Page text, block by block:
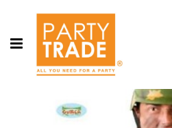
Open menu